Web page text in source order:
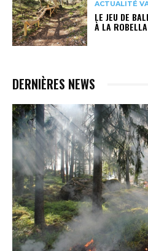
ACTUALITÉ
LE JEU DE
À LA ROBELLA
DERNIÈRES NEWS